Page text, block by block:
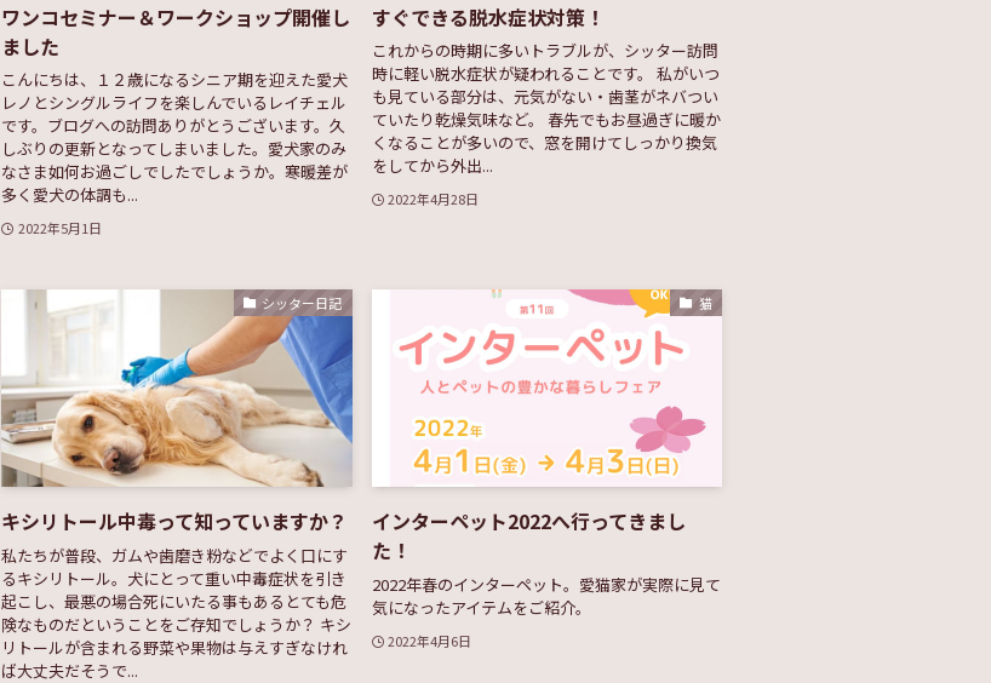
ワンコセミナー＆ワークショップ開催し
ました
こんにちは、１２歳になるシニア期を迎えた愛犬
レノとシングルライフを楽しんでいるレイチェル
です。ブログへの訪問ありがとうございます。久
しぶりの更新となってしまいました。愛犬家のみ
なさま如何お過ごしでしたでしょうか。寒暖差が
多く愛犬の体調も...
2022年5月1日
すぐできる脱水症状対策！
これからの時期に多いトラブルが、シッター訪問
時に軽い脱水症状が疑われることです。 私がいつ
も見ている部分は、元気がない・歯茎がネバつい
ていたり乾燥気味など。 春先でもお昼過ぎに暖か
くなることが多いので、窓を開けてしっかり換気
をしてから外出...
2022年4月28日
シッター日記
キシリトール中毒って知っていますか？
私たちが普段、ガムや歯磨き粉などでよく口にす
るキシリトール。犬にとって重い中毒症状を引き
起こし、最悪の場合死にいたる事もあるとても危
険なものだということをご存知でしょうか？ キシ
リトールが含まれる野菜や果物は与えすぎなけれ
ば大丈夫だそうで...
猫
インターペット2022へ行ってきまし
た！
2022年春のインターペット。愛猫家が実際に見て
気になったアイテムをご紹介。
2022年4月6日